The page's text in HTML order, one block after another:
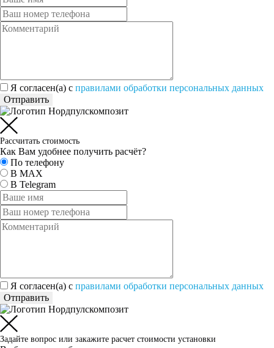
Я согласен(а) c правилами обработки персональных данных
Отправить
Рассчитать стоимость
Как Вам удобнее получить расчёт?
По телефону
В MAX
В Telegram
Я согласен(а) c правилами обработки персональных данных
Отправить
Задайте вопрос или закажите расчет стоимости установки